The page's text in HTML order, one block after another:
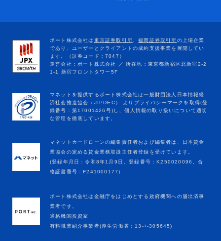
マネットカードローンの編集責任者および編集者は、日本貸金
業協会の定める貸金業務取扱主任者登録を受けています。
(登録年月日：令和8年1月9日、登録番号：K250020096、合
格証書番号：F241000177)
ポート株式会社は金融庁をはじめとする政府機関への届出済事
業者です。
適格機関投資家
有料職業紹介事業者(厚生労働省：13-ﾕ-305645)